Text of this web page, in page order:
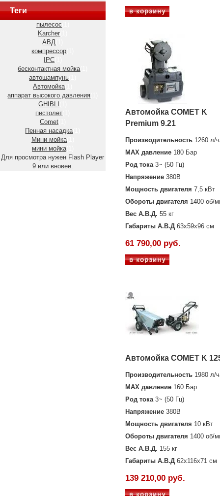
Теги
пылесос
Karcher
АВД
компрессор
IPC
бесконтактная мойка(1)
автошампунь
Автомойка(1)
аппарат высокого давления
GHIBLI
пистолет
Comet
Пенная насадка(1)
Мини-мойка(1)
мини мойка(1)
Для просмотра нужен Flash Player
9 или вновее.
Автомойка COMET K
Premium 9.21
Производительность 1260 л/
MAX давление 180 Бар
Род тока 3~ (50 Гц)
Напряжение 380В
Мощность двигателя 7,5 кВт
Обороты двигателя 1400 об/
Вес А.В.Д. 55 кг
Габариты А.В.Д 63х59х96 см
61 790,00 руб.
Автомойка COMET K
Производительность 1980 л/
MAX давление 160 Бар
Род тока 3~ (50 Гц)
Напряжение 380В
Мощность двигателя 10 кВт
Обороты двигателя 1400 об/
Вес А.В.Д. 155 кг
Габариты А.В.Д 62х116х71 см
139 210,00 руб.